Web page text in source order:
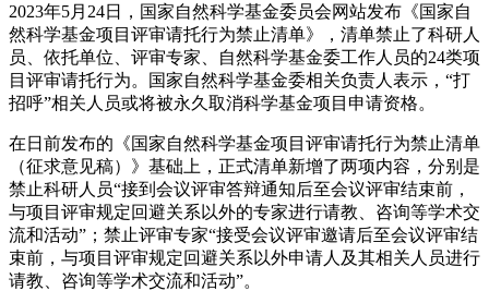
2023年5月24日，国家自然科学基金委员会网站发布《国家自
然科学基金项目评审请托行为禁止清单》，清单禁止了科研人
员、依托单位、评审专家、自然科学基金委工作人员的24类项
目评审请托行为。国家自然科学基金委相关负责人表示，“打
招呼”相关人员或将被永久取消科学基金项目申请资格。
在日前发布的《国家自然科学基金项目评审请托行为禁止清单
（征求意见稿）》基础上，正式清单新增了两项内容，分别是
禁止科研人员“接到会议评审答辩通知后至会议评审结束前，
与项目评审规定回避关系以外的专家进行请教、咨询等学术交
流和活动”；禁止评审专家“接受会议评审邀请后至会议评审结
束前，与项目评审规定回避关系以外申请人及其相关人员进行
请教、咨询等学术交流和活动”。